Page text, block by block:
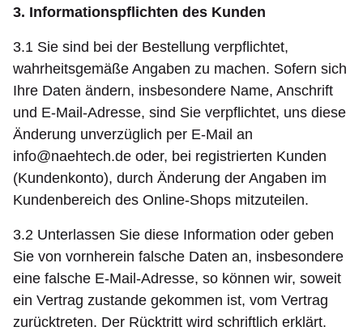
3. Informationspflichten des Kunden
3.1 Sie sind bei der Bestellung verpflichtet,
wahrheitsgemäße Angaben zu machen. Sofern sich
Ihre Daten ändern, insbesondere Name, Anschrift
und E-Mail-Adresse, sind Sie verpflichtet, uns diese
Änderung unverzüglich per E-Mail an
info@naehtech.de oder, bei registrierten Kunden
(Kundenkonto), durch Änderung der Angaben im
Kundenbereich des Online-Shops mitzuteilen.
3.2 Unterlassen Sie diese Information oder geben
Sie von vornherein falsche Daten an, insbesondere
eine falsche E-Mail-Adresse, so können wir, soweit
ein Vertrag zustande gekommen ist, vom Vertrag
zurücktreten. Der Rücktritt wird schriftlich erklärt.